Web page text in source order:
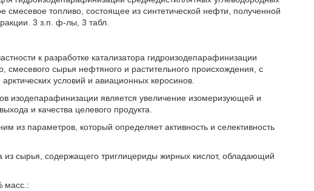
смесевое топливо, состоящее из синтетической нефти, полученной
3 з.п. ф-лы, 3 табл.
к разработке катализатора гидроизодепарафинизации
сырья нефтяного и растительного происхождения, с
условий и авиационных керосинов.
изодепарафинизации является увеличение изомеризующей и
и качества целевого продукта.
из параметров, который определяет активность и селективность
из сырья, содержащего триглицериды жирных кислот, обладающий
масс.: